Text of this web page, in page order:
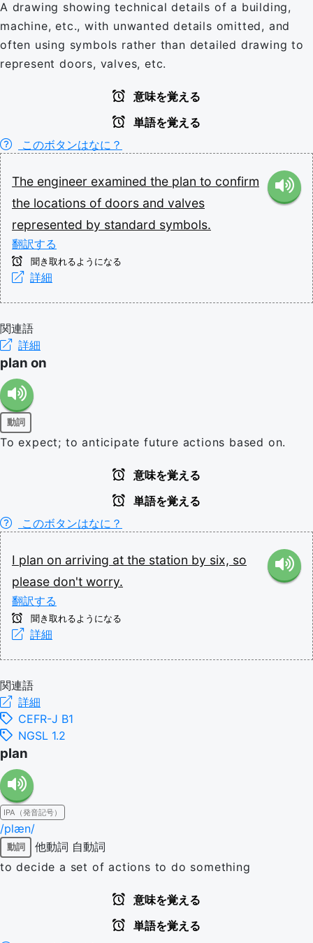
A drawing showing technical details of a building,
machine, etc., with unwanted details omitted, and
often using symbols rather than detailed drawing to
represent doors, valves, etc.
意味を覚える
単語を覚える
このボタンはなに？
The engineer examined the plan to confirm
the locations of doors and valves
represented by standard symbols.
翻訳する
聞き取れるようになる
詳細
関連語
詳細
plan on
動詞
To expect; to anticipate future actions based on.
意味を覚える
単語を覚える
このボタンはなに？
I plan on arriving at the station by six, so
please don't worry.
翻訳する
聞き取れるようになる
詳細
関連語
詳細
CEFR-J B1
NGSL 1.2
plan
IPA（発音記号）
/plæn/
動詞 他動詞 自動詞
to decide a set of actions to do something
意味を覚える
単語を覚える